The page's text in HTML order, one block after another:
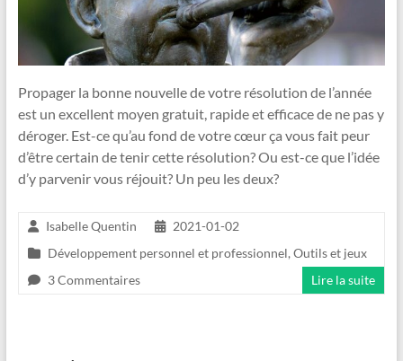
Propager la bonne nouvelle de votre résolution de l’année
est un excellent moyen gratuit, rapide et efficace de ne pas y
déroger. Est-ce qu’au fond de votre cœur ça vous fait peur
d’être certain de tenir cette résolution? Ou est-ce que l’idée
d’y parvenir vous réjouit? Un peu les deux?
Isabelle Quentin
2021-01-02
Développement personnel et professionnel, Outils et jeux
3 Commentaires
Lire la suite